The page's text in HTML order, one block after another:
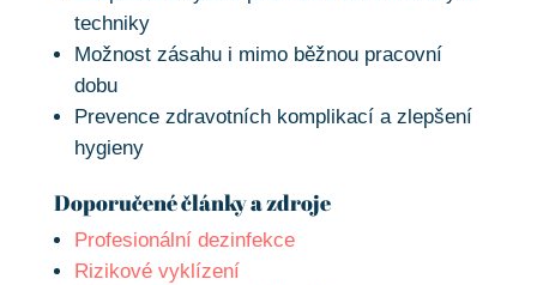
techniky
Možnost zásahu i mimo běžnou pracovní
dobu
Prevence zdravotních komplikací a zlepšení
hygieny
Doporučené články a zdroje
Profesionální dezinfekce
Rizikové vyklízení